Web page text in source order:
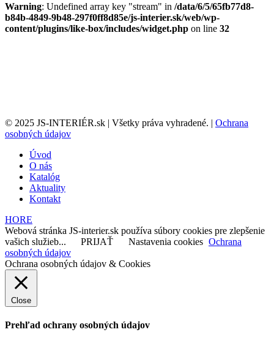
Warning: Undefined array key "stream" in /data/6/5/65fb77d8-
b84b-4849-9b48-297f0ff8d85e/js-interier.sk/web/wp-
content/plugins/like-box/includes/widget.php on line 32
© 2025 JS-INTERIÉR.sk | Všetky práva vyhradené. | Ochrana
osobných údajov
Úvod
O nás
Katalóg
Aktuality
Kontakt
HORE
Webová stránka JS-interier.sk používa súbory cookies pre zlepšenie
vašich služieb...
PRIJAŤ Nastavenia cookies Ochrana
osobných údajov
Ochrana osobných údajov & Cookies
Close
Prehľad ochrany osobných údajov